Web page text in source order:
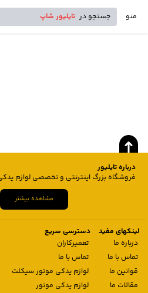
منو جستجو در تایلیور شاپ
درباره تایلیور
فروشگاه بزرگ اینترنتی و تخصصی لوازم
مشاهده بیشتر
لینکهای مفید
درباره ما
تماس با ما
قوانین ما
مقالات ما
دسترسی سریع
تعمیرکاران
تماس با ما
لوازم یدکی موتور سیکلت
لوازم یدکی موتور